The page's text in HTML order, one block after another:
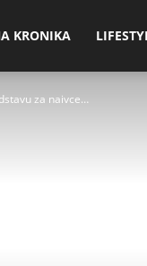
KRONIKA
za naivce…